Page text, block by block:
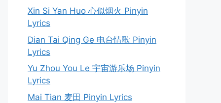
Xin Si Yan Huo 心似烟火 Pinyin
Lyrics
Dian Tai Qing Ge 电台情歌 Pinyin
Lyrics
Yu Zhou You Le 宇宙游乐场 Pinyin
Lyrics
Mai Tian 麦田 Pinyin Lyrics